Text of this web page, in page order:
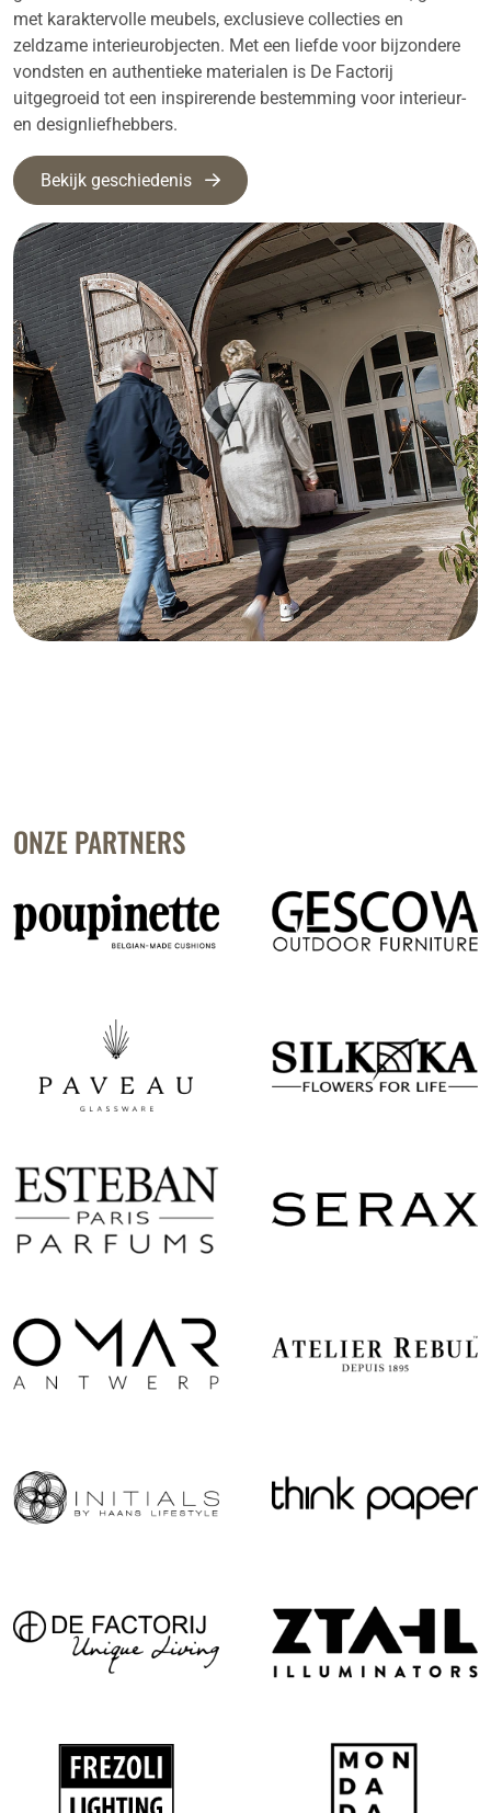
met karaktervolle meubels, exclusieve collecties en
zeldzame interieurobjecten. Met een liefde voor bijzondere
vondsten en authentieke materialen is De Factorij
uitgegroeid tot een inspirerende bestemming voor interieur-
en designliefhebbers.
Bekijk geschiedenis
ONZE PARTNERS